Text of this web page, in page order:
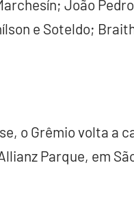
João
e Soteldo;
o Grêmio volta a
Parque, em